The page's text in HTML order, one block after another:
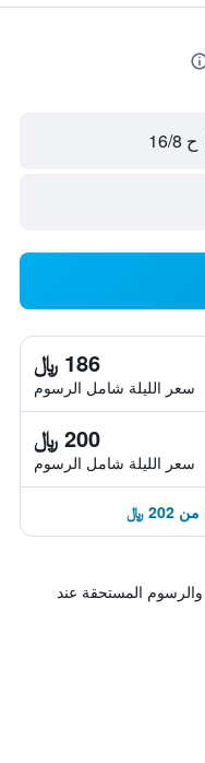
ح 16/8
186 ﷼
سعر الليلة شامل الرسوم
200 ﷼
سعر الليلة شامل الرسوم
المستحقة عند